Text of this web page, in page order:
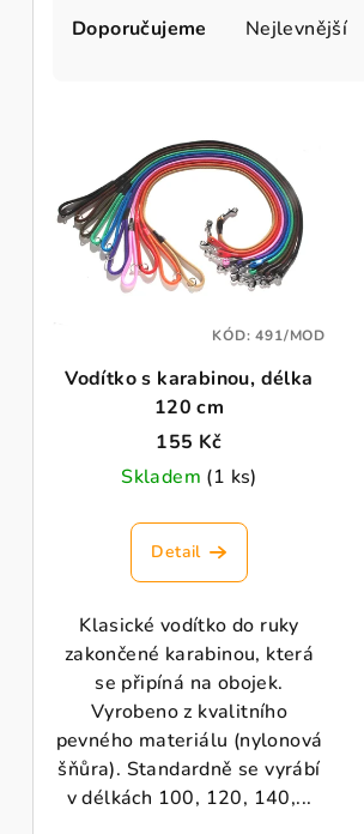
a
í
o
Doporučujeme Nejlevnější
p
r
ů
Vodítko s karabinou, délka
120 cm
155 Kč
Skladem (1 ks)
Detail
Klasické vodítko do ruky
zakončené karabinou, která
se připíná na obojek.
Vyrobeno z kvalitního
pevného materiálu (nylonová
šňůra). Standardně se vyrábí
v délkách 100, 120, 140,...
KÓD:491/MOD